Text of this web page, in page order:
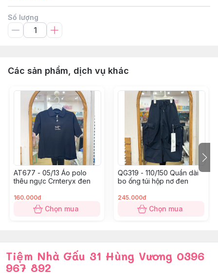
Số lượng
Các sản phẩm, dịch vụ khác
AT677 - 05/13 Áo polo
thêu ngực Crnteryx đen
160.000đ
Chọn mua
QG319 - 110/150 Quần dài
bo ống túi hộp nơ đen
245.000đ
Chọn mua
Tiệm Nhà Gấu 31 Hùng Vương 0396
967 892